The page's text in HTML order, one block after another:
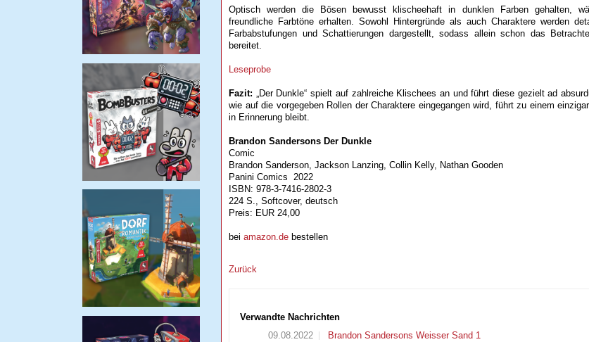
Optisch werden die Bösen bewusst klischeehaft in dunklen Farben gehalten,
freundliche Farbtöne erhalten. Sowohl Hintergründe als auch Charaktere werden
Farbabstufungen und Schattierungen dargestellt, sodass allein schon das
bereitet.
Leseprobe
Fazit: „Der Dunkle“ spielt auf zahlreiche Klischees an und führt diese gezielt ad
wie auf die vorgegeben Rollen der Charaktere eingegangen wird, führt zu einem
in Erinnerung bleibt.
Brandon Sandersons Der Dunkle
Comic
Brandon Sanderson, Jackson Lanzing, Collin Kelly, Nathan Gooden
Panini Comics 2022
ISBN: 978-3-7416-2802-3
224 S., Softcover, deutsch
Preis: EUR 24,00
bei amazon.de bestellen
Zurück
Verwandte Nachrichten
09.08.2022
Brandon Sandersons Weisser Sand 1